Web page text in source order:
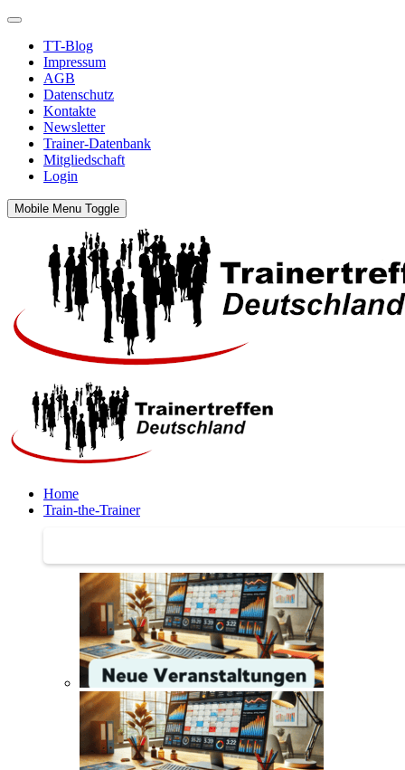
TT-Blog
Impressum
AGB
Datenschutz
Kontakte
Newsletter
Trainer-Datenbank
Mitgliedschaft
Login
Mobile Menu Toggle
Home
Train-the-Trainer